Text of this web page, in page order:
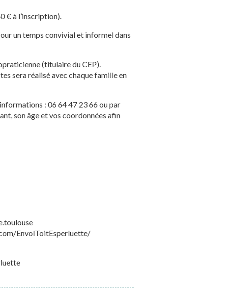
€ à l’inscription).
un temps convivial et informel dans
(titulaire du CEP).
sera réalisé avec chaque famille en
: 06 64 47 23 66 ou par
son âge et vos coordonnées afin
EnvolToitEsperluette/